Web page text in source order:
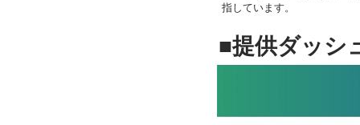
指しています。
■提供ダッシ